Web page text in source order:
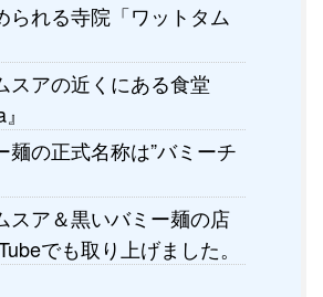
られる寺院「ワットタム
スアの近くにある食堂
麺の正式名称は”バミーチ
スア＆黒いバミー麺の店
でも取り上げました。